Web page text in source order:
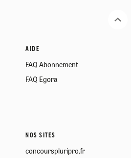
AIDE
FAQ Abonnement
FAQ Egora
NOS SITES
concourspluripro.fr